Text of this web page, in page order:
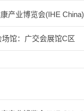
产业博览会(IHE China)
馆：广交会展馆C区